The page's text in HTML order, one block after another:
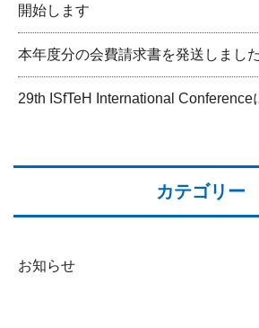
開始します
本年度分の会費請求書を発送しました
29th ISfTeH International Conference
カテゴリー
お知らせ